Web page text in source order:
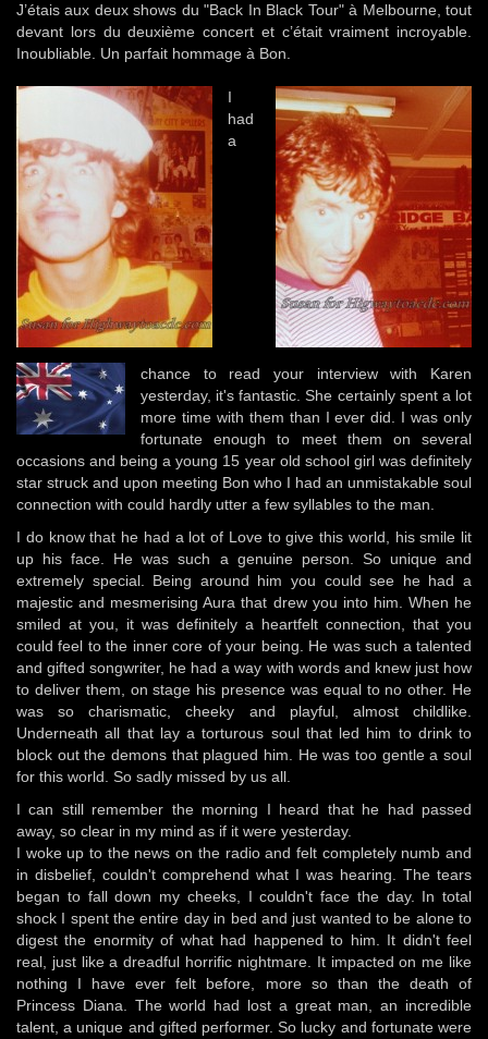
J’étais aux deux shows du "Back In Black Tour" à Melbourne, tout
devant lors du deuxième concert et c’était vraiment incroyable.
Inoubliable. Un parfait hommage à Bon.
I
had
a
chance to read your interview with Karen
yesterday, it's fantastic. She certainly spent a lot
more time with them than I ever did. I was only
fortunate enough to meet them on several
occasions and being a young 15 year old school girl was definitely
star struck and upon meeting Bon who I had an unmistakable soul
connection with could hardly utter a few syllables to the man.
I do know that he had a lot of Love to give this world, his smile lit
up his face. He was such a genuine person. So unique and
extremely special. Being around him you could see he had a
majestic and mesmerising Aura that drew you into him. When he
smiled at you, it was definitely a heartfelt connection, that you
could feel to the inner core of your being. He was such a talented
and gifted songwriter, he had a way with words and knew just how
to deliver them, on stage his presence was equal to no other. He
was so charismatic, cheeky and playful, almost childlike.
Underneath all that lay a torturous soul that led him to drink to
block out the demons that plagued him. He was too gentle a soul
for this world. So sadly missed by us all.
I can still remember the morning I heard that he had passed
away, so clear in my mind as if it were yesterday.
I woke up to the news on the radio and felt completely numb and
in disbelief, couldn't comprehend what I was hearing. The tears
began to fall down my cheeks, I couldn't face the day. In total
shock I spent the entire day in bed and just wanted to be alone to
digest the enormity of what had happened to him. It didn't feel
real, just like a dreadful horrific nightmare. It impacted on me like
nothing I have ever felt before, more so than the death of
Princess Diana. The world had lost a great man, an incredible
talent, a unique and gifted performer. So lucky and fortunate were